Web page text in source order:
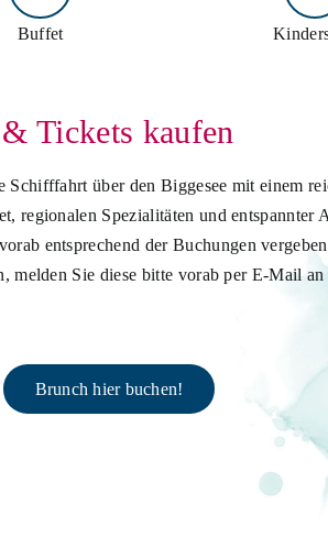
Buffet
Tickets kaufen
Schifffahrt über den Biggesee mit einem
regionalen Spezialitäten und entspannter
entsprechend der Buchungen
melden Sie diese bitte vorab per E-Mail an
Brunch hier buchen!